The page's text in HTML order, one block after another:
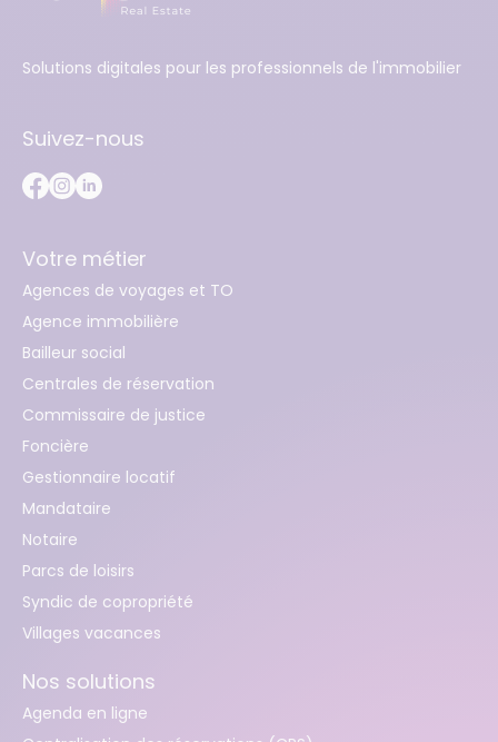
Solutions digitales pour les professionnels de l'immobilier
Suivez-nous
Votre métier
Agences de voyages et TO
Agence immobilière
Bailleur social
Centrales de réservation
Commissaire de justice
Foncière
Gestionnaire locatif
Mandataire
Notaire
Parcs de loisirs
Syndic de copropriété
Villages vacances
Nos solutions
Agenda en ligne